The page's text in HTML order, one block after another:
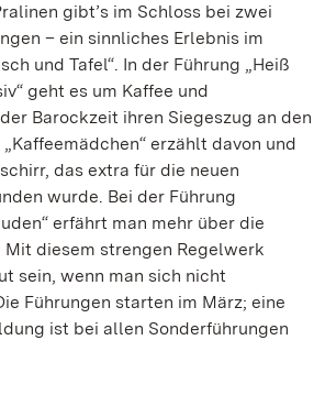
gibt’s im Schloss bei zwei
– ein sinnliches Erlebnis im
und Tafel“. In der Führung „Heiß
geht es um Kaffee und
Barockzeit ihren Siegeszug an den
erzählt davon und
das extra für die neuen
wurde. Bei der Führung
erfährt man mehr über die
Mit diesem strengen Regelwerk
sein, wenn man sich nicht
Führungen starten im März; eine
ist bei allen Sonderführungen